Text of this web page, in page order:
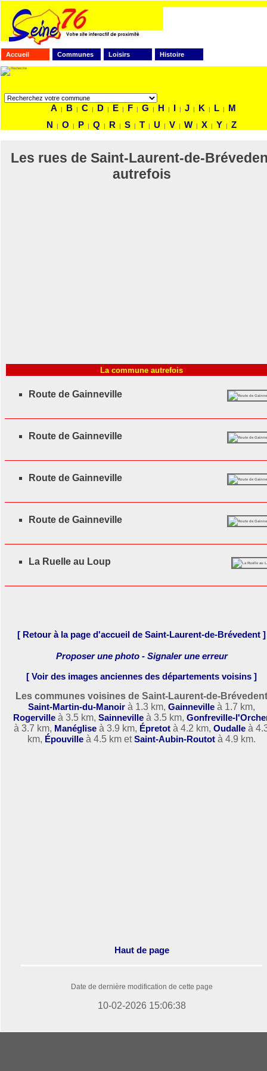
Accueil Communes Loisirs Histoire
A | B | C | D | E | F | G | H | I | J | K | L |
M
N
| O | P | Q | R | S | T | U | V | W | X | Y | Z
Les rues de Saint-Laurent-de-
autrefois
La commune autrefois
Route de Gainneville
Route de Gainneville
Route de Gainneville
Route de Gainneville
La Ruelle au Loup
[ Retour à la page d'accueil de Saint-Laurent-de-Brévedent ]
Proposer une photo - Signaler une erreur
[ Voir des images anciennes des départements voisins ]
Les communes voisines de Saint-Laurent-de-Brévedent
Saint-Martin-du-Manoir à 1.3 km, Gainnevilleà 1.7 km,
Rogerville à 3.5 km,Sainneville à 3.5 km,Gonfreville-
à 3.7 km, Manéglise à 3.9 km, Épretot à 4.2 km,Oudalle à
km, Épouvilleà 4.5 km etSaint-Aubin-Routotà 4.9 km.
Haut de page
Date de dernière modification de cette page
10-02-2026 15:06:38